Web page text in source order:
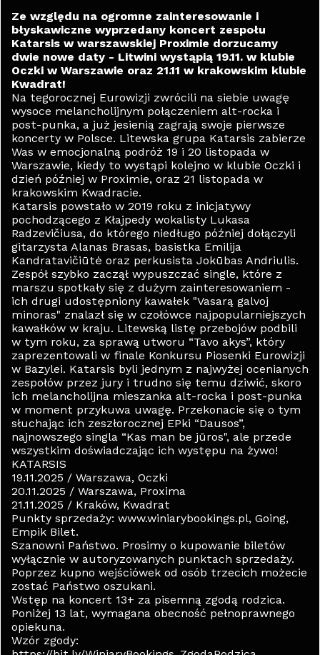
Ze względu na ogromne zainteresowanie i
błyskawiczne wyprzedany koncert zespołu
Katarsis w warszawskiej Proximie dorzucamy
dwie nowe daty - Litwini wystąpią 19.11. w klubie
Oczki w Warszawie oraz 21.11 w krakowskim klubie
Kwadrat!
Na tegorocznej Eurowizji zwrócili na siebie uwagę
wysoce melancholijnym połączeniem alt-rocka i
post-punka, a już jesienią zagrają swoje pierwsze
koncerty w Polsce. Litewska grupa Katarsis zabierze
Was w emocjonalną podróż 19 i 20 listopada w
Warszawie, kiedy to wystąpi kolejno w klubie Oczki i
dzień później w Proximie, oraz 21 listopada w
krakowskim Kwadracie.
Katarsis powstało w 2019 roku z inicjatywy
pochodzącego z Kłajpedy wokalisty Lukasa
Radzevičiusa, do którego niedługo później dołączyli
gitarzysta Alanas Brasas, basistka Emilija
Kandratavičiūtė oraz perkusista Jokūbas Andriulis.
Zespół szybko zaczął wypuszczać single, które z
marszu spotkały się z dużym zainteresowaniem -
ich drugi udostępniony kawałek "Vasarą galvoj
minoras" znalazł się w czołówce najpopularniejszych
kawałków w kraju. Litewską listę przebojów podbili
w tym roku, za sprawą utworu “Tavo akys”, który
zaprezentowali w finale Konkursu Piosenki Eurowizji
w Bazylei. Katarsis byli jednym z najwyżej ocenianych
zespołów przez jury i trudno się temu dziwić, skoro
ich melancholijna mieszanka alt-rocka i post-punka
w moment przykuwa uwagę. Przekonacie się o tym
słuchając ich zeszłorocznej EPki “Dausos”,
najnowszego singla “Kas man be jūros", ale przede
wszystkim doświadczając ich występu na żywo!
KATARSIS
19.11.2025 / Warszawa, Oczki
20.11.2025 / Warszawa, Proxima
21.11.2025 / Kraków, Kwadrat
Punkty sprzedaży: www.winiarybookings.pl, Going,
Empik Bilet.
Szanowni Państwo. Prosimy o kupowanie biletów
wyłącznie w autoryzowanych punktach sprzedaży.
Poprzez kupno wejściówek od osób trzecich możecie
zostać Państwo oszukani.
Wstęp na koncert 13+ za pisemną zgodą rodzica.
Poniżej 13 lat, wymagana obecność pełnoprawnego
opiekuna.
Wzór zgody: